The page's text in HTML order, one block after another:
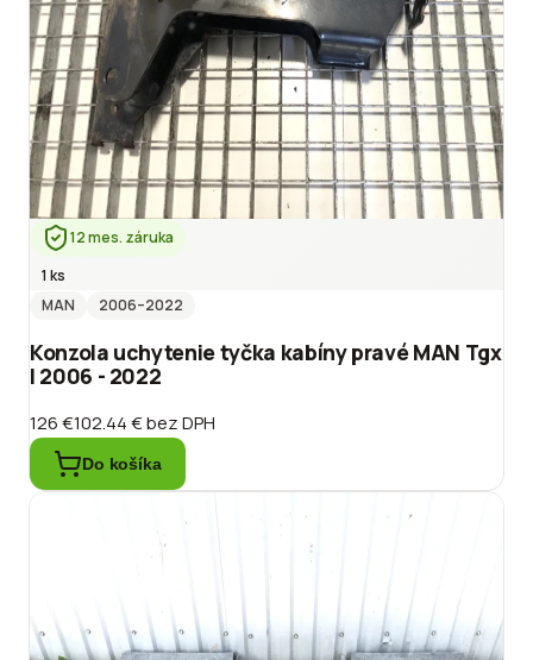
12 mes. záruka
1 ks
MAN
2006–2022
Konzola uchytenie tyčka kabíny pravé MAN Tgx
I 2006 - 2022
126 €102.44 €bez DPH
Do košíka